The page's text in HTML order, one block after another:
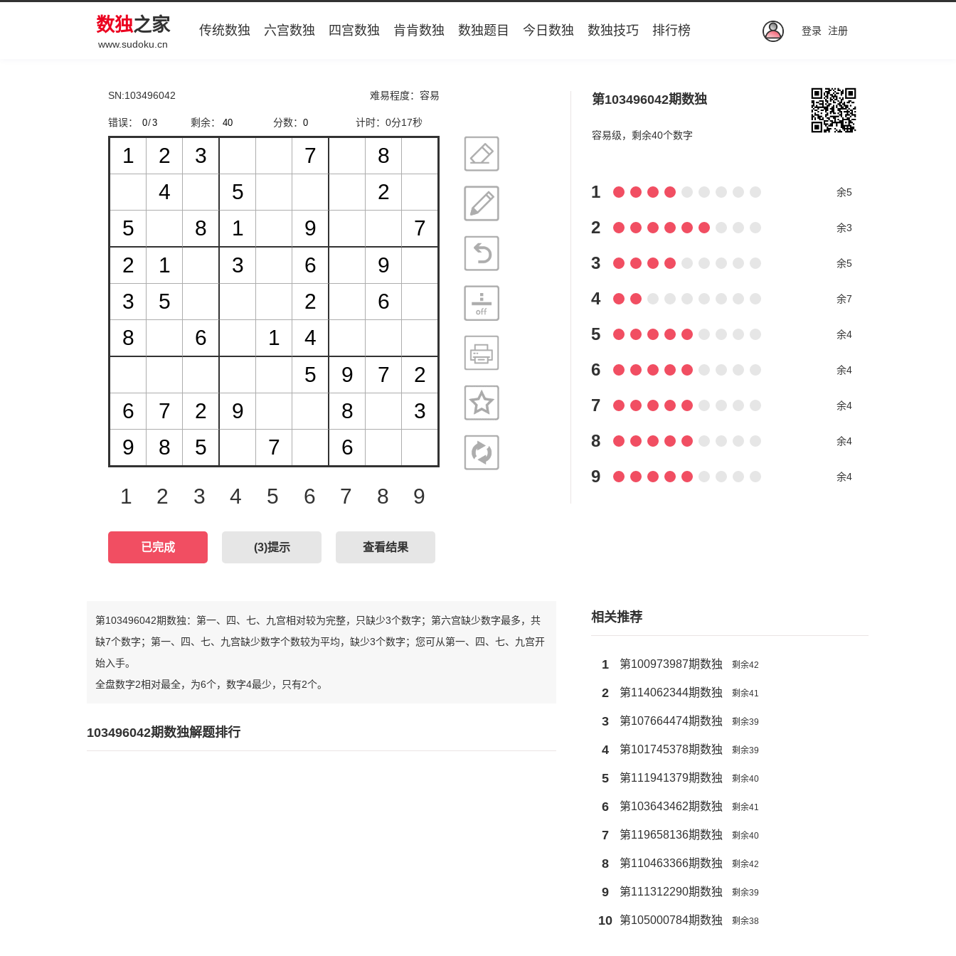
数独之家
www.sudoku.cn
传统数独 六宫数独 四宫数独 肯肯数独 数独题目 今日数独 数独技巧 排行榜 登录 注册
SN:103496042 难易程度：容易
错误： / 剩余： 分数： 计时： 0分17秒
1 2 3 4 5 6 7 8 9
已完成 (3)提示 查看结果
第103496042期数独
容易级，剩余40个数字
1 余5
2 余3
3 余5
4 余7
5 余4
6 余4
7 余4
8 余4
9 余4
第103496042期数独：第一、四、七、九宫相对较为完整，只缺少3个数字；第六宫缺少数字最多，共
缺7个数字；第一、四、七、九宫缺少数字个数较为平均，缺少3个数字；您可从第一、四、七、九宫开
始入手。
全盘数字2相对最全，为6个，数字4最少，只有2个。
103496042期数独解题排行
相关推荐
1 第100973987期数独 剩余42
2 第114062344期数独 剩余41
3 第107664474期数独 剩余39
4 第101745378期数独 剩余39
5 第111941379期数独 剩余40
6 第103643462期数独 剩余41
7 第119658136期数独 剩余40
8 第110463366期数独 剩余42
9 第111312290期数独 剩余39
10 第105000784期数独 剩余38